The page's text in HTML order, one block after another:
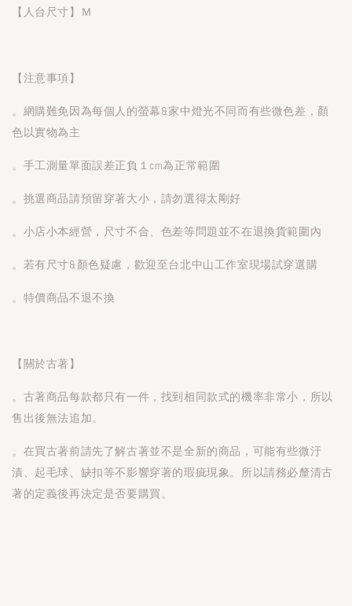
【人台尺寸】Ｍ
【注意事項】
。網購難免因為每個人的螢幕&家中燈光不同而有些微色差，顏
色以實物為主
。手工測量單面誤差正負１cm為正常範圍
。挑選商品請預留穿著大小，請勿選得太剛好
。小店小本經營，尺寸不合、色差等問題並不在退換貨範圍內
。若有尺寸&顏色疑慮，歡迎至台北中山工作室現場試穿選購
。特價商品不退不換
【關於古著】
。古著商品每款都只有一件，找到相同款式的機率非常小，所以
售出後無法追加。
。在買古著前請先了解古著並不是全新的商品，可能有些微汙
漬、起毛球、缺扣等不影響穿著的瑕疵現象。所以請務必釐清古
著的定義後再決定是否要購買。